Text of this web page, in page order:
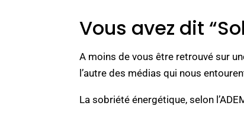
Vous avez dit
A moins de vous être retrouvé sur
l’autre des médias qui nous
La sobriété énergétique, selon